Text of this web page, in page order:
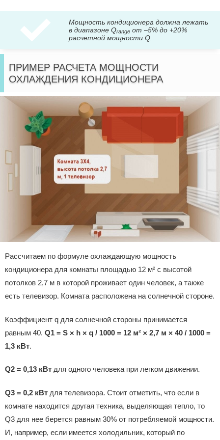
Мощность кондиционера должна лежать
в диапазоне Qrange от –5% до +20%
расчетной мощности Q.
ПРИМЕР РАСЧЕТА МОЩНОСТИ
ОХЛАЖДЕНИЯ КОНДИЦИОНЕРА
Рассчитаем по формуле охлаждающую мощность
кондиционера для комнаты площадью 12 м² с высотой
потолков 2,7 м в которой проживает один человек, а также
есть телевизор. Комната расположена на солнечной стороне.
Коэффициент q для солнечной стороны принимается
равным 40. Q1 = S × h × q / 1000 = 12 м² × 2,7 м × 40 / 1000 =
1,3 кВт.
Q2 = 0,13 кВт для одного человека при легком движении.
Q3 = 0,2 кВт для телевизора. Стоит отметить, что если в
комнате находится другая техника, выделяющая тепло, то
Q3 для нее берется равным 30% от потребляемой мощности.
И, например, если имеется холодильник, который по